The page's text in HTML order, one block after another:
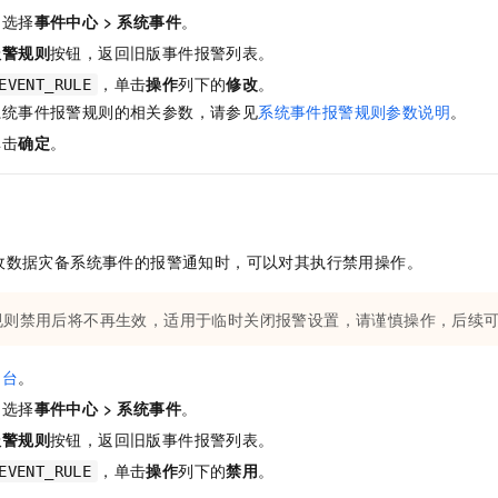
择事件中心> 系统事件。
规则按钮，返回旧版事件报警列表。
，单击操作列下的修改。
事件报警规则的相关参数，请参见系统事件报警规则参数说明。
确定。
数据灾备系统事件的报警通知时，可以对其执行禁用操作。
禁用后将不再生效，适用于临时关闭报警设置，请谨慎操作，后续可
。
择事件中心> 系统事件。
规则按钮，返回旧版事件报警列表。
，单击操作列下的禁用。